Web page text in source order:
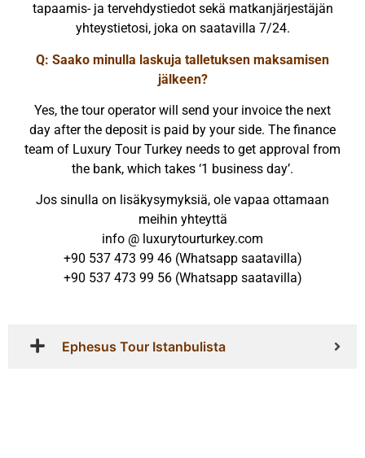
tapaamis- ja tervehdystiedot sekä matkanjärjestäjän
yhteystietosi, joka on saatavilla 7/24.
Q: Saako minulla laskuja talletuksen maksamisen
jälkeen?
Yes, the tour operator will send your invoice the next
day after the deposit is paid by your side. The finance
team of Luxury Tour Turkey needs to get approval from
the bank, which takes ‘1 business day’.
Jos sinulla on lisäkysymyksiä, ole vapaa ottamaan
meihin yhteyttä
info @ luxurytourturkey.com
+90 537 473 99 46 (Whatsapp saatavilla)
+90 537 473 99 56 (Whatsapp saatavilla)
Ephesus Tour Istanbulista